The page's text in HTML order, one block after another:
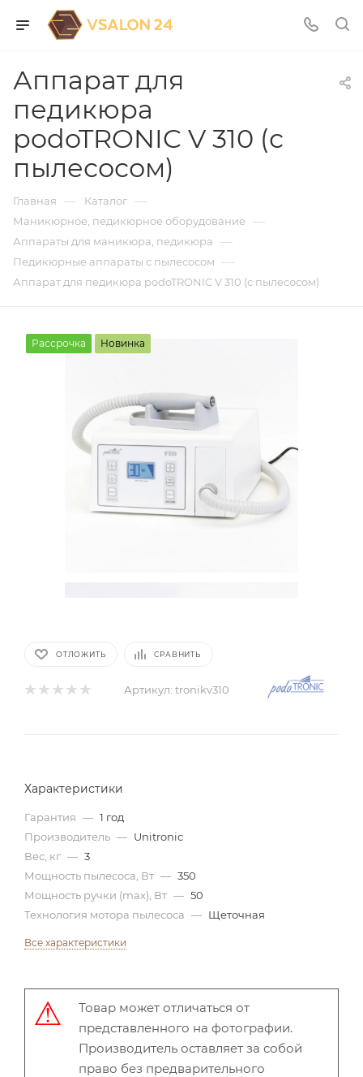
Аппарат для
педикюра
podoTRONIC V 310 (с
пылесосом)
Главная — Каталог —
Маникюрное, педикюрное оборудование —
Аппараты для маникюра, педикюра —
Педикюрные аппараты с пылесосом —
Аппарат для педикюра podoTRONIC V 310 (с пылесосом)
Рассрочка Новинка
ОТЛОЖИТЬ СРАВНИТЬ
Артикул: tronikv310
Характеристики
Гарантия — 1 год
Производитель — Unitronic
Вес, кг — 3
Мощность пылесоса, Вт — 350
Мощность ручки (max), Вт — 50
Технология мотора пылесоса — Щеточная
Все характеристики
Товар может отличаться от
представленного на фотографии.
Производитель оставляет за собой
право без предварительного